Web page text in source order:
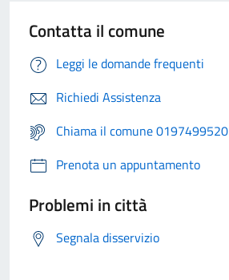
Contatta il comune
Leggi le domande frequenti
Richiedi Assistenza
Chiama il comune 0197499520
Prenota un appuntamento
Problemi in città
Segnala disservizio